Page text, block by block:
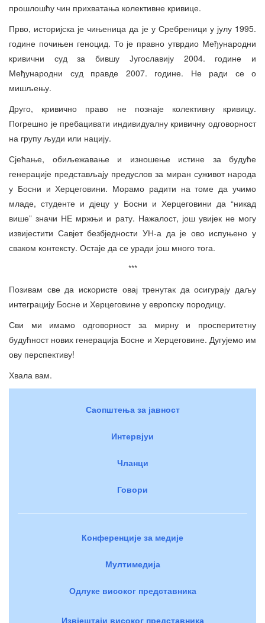
прошлошћу чин прихватања колективне кривице.
Прво, историјска је чињеница да је у Сребреници у јулу 1995.
године почињен геноцид. То је правно утврдио Међународни
кривични суд за бившу Југославију 2004. године и
Међународни суд правде 2007. године. Не ради се о
мишљењу.
Друго, кривично право не познаје колективну кривицу.
Погрешно је пребацивати индивидуалну кривичну одговорност
на групу људи или нацију.
Сјећање, обиљежавање и изношење истине за будуће
генерације представљају предуслов за миран суживот народа
у Босни и Херцеговини. Морамо радити на томе да учимо
младе, студенте и дјецу у Босни и Херцеговини да “никад
више” значи НЕ мржњи и рату. Нажалост, још увијек не могу
извијестити Савјет безбједности УН-а да је ово испуњено у
сваком контексту. Остаје да се уради још много тога.
***
Позивам све да искористе овај тренутак да осигурају даљу
интеграцију Босне и Херцеговине у европску породицу.
Сви ми имамо одговорност за мирну и просперитетну
будућност нових генерација Босне и Херцеговине. Дугујемо им
ову перспективу!
Хвала вам.
Саопштења за јавност
Интервјуи
Чланци
Говори
Конференције за медије
Мултимедија
Одлуке високог представника
Извјештаји високог представника